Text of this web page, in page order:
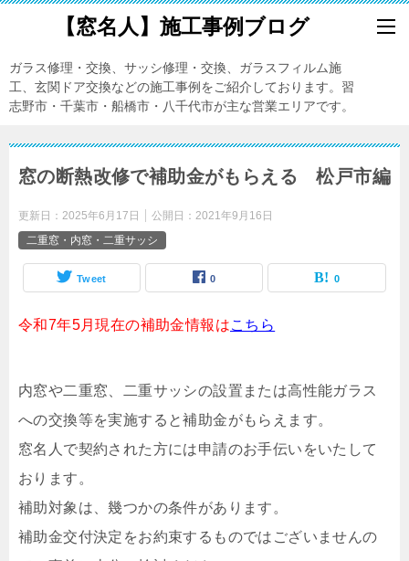
【窓名人】施工事例ブログ
ガラス修理・交換、サッシ修理・交換、ガラスフィルム施
工、玄関ドア交換などの施工事例をご紹介しております。習
志野市・千葉市・船橋市・八千代市が主な営業エリアです。
窓の断熱改修で補助金がもらえる 松戸市編
更新日： 2025年6月17日 公開日： 2021年9月16日
二重窓・内窓・二重サッシ
Tweet 0 0
令和7年5月現在の補助金情報はこちら
内窓や二重窓、二重サッシの設置または高性能ガラス
への交換等を実施すると補助金がもらえます。
窓名人で契約された方には申請のお手伝いをいたして
おります。
補助対象は、幾つかの条件があります。
補助金交付決定をお約束するものではございませんの